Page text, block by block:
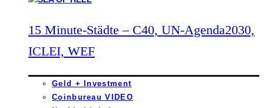
15 Minute-Städte – C40, UN-Agenda2030,
ICLEI, WEF
Geld + Investment
Coinbureau VIDEO